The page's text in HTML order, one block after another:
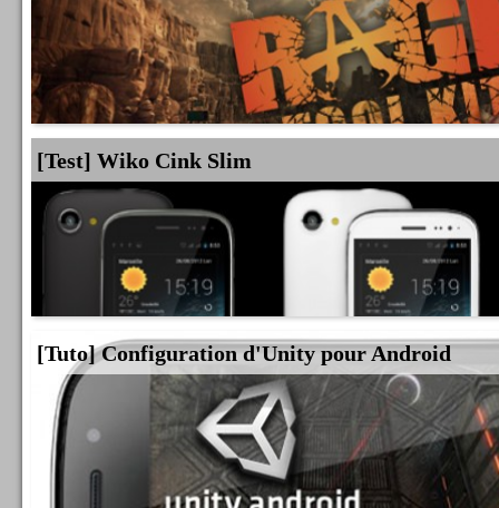
[Test] Wiko Cink Slim
[Tuto] Configuration d'Unity pour Android